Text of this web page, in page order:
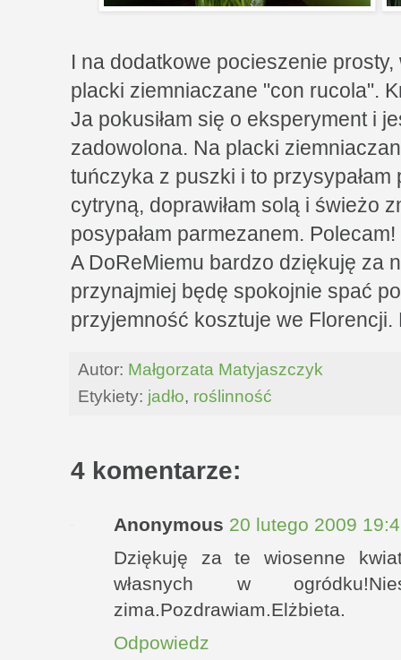
I na dodatkowe pocieszenie
placki ziemniaczane "con rucola".
Ja pokusiłam się o eksperyment i
zadowolona. Na placki
tuńczyka z puszki i to przysypałam
cytryną, doprawiłam solą i świeżo
posypałam parmezanem. Polecam!
A DoReMiemu bardzo dziękuję za
przynajmiej będę spokojnie spać
przyjemność kosztuje we Florencji.
Autor: Małgorzata Matyjaszczyk
Etykiety: jadło, roślinność
4 komentarze:
Anonymous 20 lutego 2009
Dziękuję za te wiosenne
własnych w
zima.Pozdrawiam.Elżbieta.
Odpowiedz